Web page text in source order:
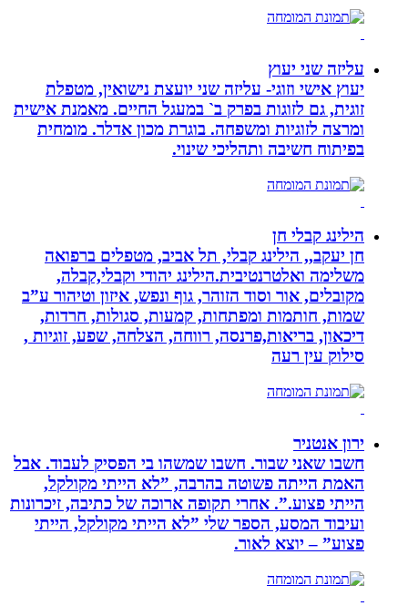
עליזה שני יעוץ
יעוץ אישי וזוגי- עליזה שני יועצת נישואין, מטפלת
זוגית, גם לזוגות בפרק ב` במעגל החיים. מאמנת אישית
ומרצה לזוגיות ומשפחה. בוגרת מכון אדלר. מומחית
בפיתוח חשיבה ותהליכי שינוי.
הילינג קבלי חן
חן יעקב,, הילינג קבלי, תל אביב, מטפלים ברפואה
משלימה ואלטרנטיבית.הילינג יהודי וקבלי,קבלה,
מקובלים, אור וסוד הזוהר, גוף ונפש, איזון וטיהור ע”ב
שמות, חותמות ומפתחות, קמעות, סגולות, חרדות,
דיכאון, בריאות,פרנסה, רווחה, הצלחה, שפע, זוגיות ,
סילוק עין רעה
ירון אנטניר
חשבו שאני שבור. חשבו שמשהו בי הפסיק לעבוד. אבל
האמת הייתה פשוטה בהרבה, ”לא הייתי מקולקל,
הייתי פצוע.”. אחרי תקופה ארוכה של כתיבה, זיכרונות
ועיבוד המסע, הספר שלי ”לא הייתי מקולקל, הייתי
פצוע” – יוצא לאור.